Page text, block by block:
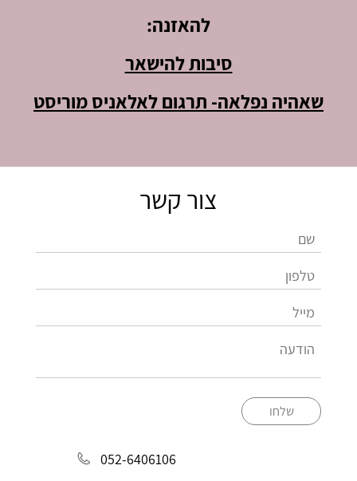
להאזנה:
סיבות להישאר
שאהיה נפלאה- תרגום לאלאניס מוריסט
צור קשר
שלחו
052-6406106